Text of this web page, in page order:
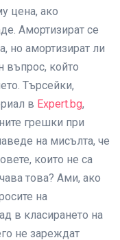
цена, ако
Амортизират се
но амортизират ли
въпрос, който
Търсейки,
в Expert.bg,
грешки при
на мисълта, че
които не са
това? Ами, ако
на
в класирането на
не зареждат